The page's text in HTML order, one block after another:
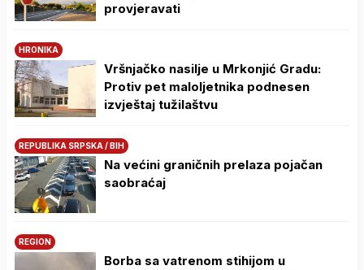
provjeravati
HRONIKA
Vršnjačko nasilje u Mrkonjić Gradu:
Protiv pet maloljetnika podnesen
izvještaj tužilaštvu
REPUBLIKA SRPSKA / BIH
Na većini graničnih prelaza pojačan
saobraćaj
REGION
Borba sa vatrenom stihijom u